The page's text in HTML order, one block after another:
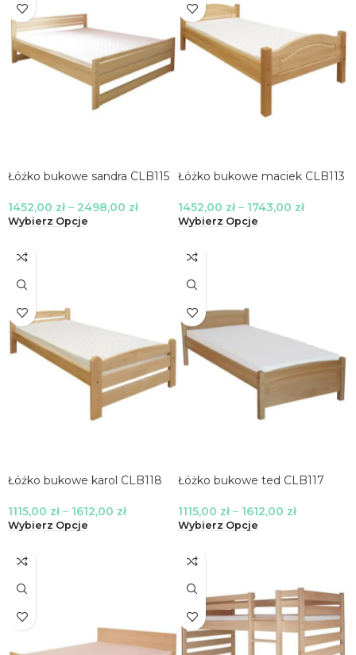
Łóżko bukowe sandra CLB115
1452,00 zł– 2498,00 zł
Wybierz Opcje
Łóżko bukowe maciek CLB113
1452,00 zł– 1743,00 zł
Wybierz Opcje
Łóżko bukowe karol CLB118
1115,00 zł– 1612,00 zł
Wybierz Opcje
Łóżko bukowe ted CLB117
1115,00 zł– 1612,00 zł
Wybierz Opcje